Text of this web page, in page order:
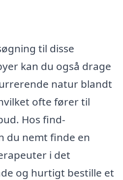
til disse
kan du også drage
natur blandt
ofte fører til
Hos find-
du nemt finde en
i det
og hurtigt bestille et